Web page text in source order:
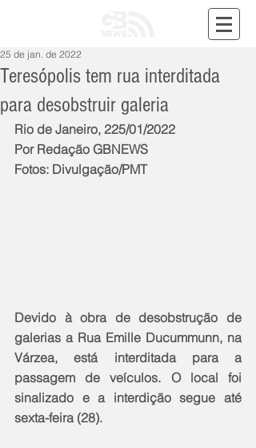
Teresópolis tem rua interditada
para desobstruir galeria
25 de jan. de 2022
Rio de Janeiro, 225/01/2022
Por Redação GBNEWS
Fotos: Divulgação/PMT
Devido à obra de desobstrução de
galerias a Rua Emille Ducummunn, na
Várzea, está interditada para a
passagem de veículos. O local foi
sinalizado e a interdição segue até
sexta-feira (28).